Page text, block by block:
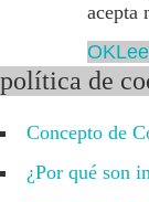
acepta
OK
política de
Concepto de
¿Por qué son